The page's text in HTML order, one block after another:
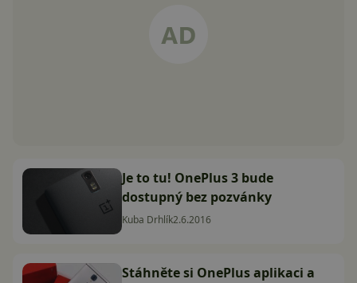
Je to tu! OnePlus 3 bude
dostupný bez pozvánky
Kuba Drhlík2.6.2016
Stáhněte si OnePlus aplikaci a